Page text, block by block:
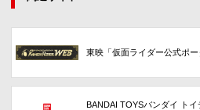
東映「仮面ライダー公式ポー
BANDAI TOYSバンダイ トイ